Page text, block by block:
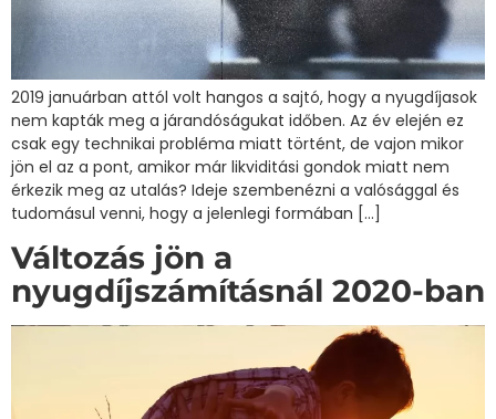
2019 januárban attól volt hangos a sajtó, hogy a nyugdíjasok
nem kapták meg a járandóságukat időben. Az év elején ez
csak egy technikai probléma miatt történt, de vajon mikor
jön el az a pont, amikor már likviditási gondok miatt nem
érkezik meg az utalás? Ideje szembenézni a valósággal és
tudomásul venni, hogy a jelenlegi formában […]
Változás jön a
nyugdíjszámításnál 2020-ban